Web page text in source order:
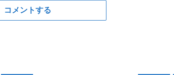
コメントする